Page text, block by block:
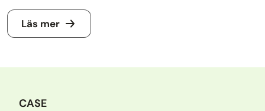
Läs mer
CASE